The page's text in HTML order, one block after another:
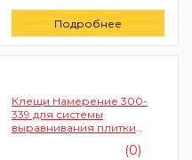
Подробнее
Клещи Намерение 300-
339 для системы
выравнивания плитки
(0)